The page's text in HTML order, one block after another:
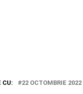
CU: 22 OCTOMBRIE 2022